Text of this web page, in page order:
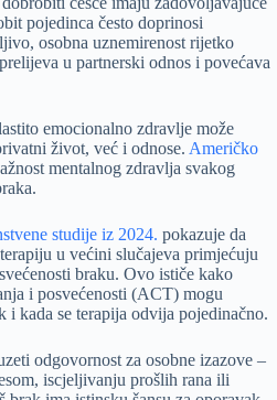
pojedinca često doprinosi
osobna uznemirenost rijetko
u partnerski odnos i povećava
emocionalno zdravlje može
život, već i odnose. Američko
mentalnog zdravlja svakog
studije iz 2024. pokazuje da
u većini slučajeva primjećuju
braku. Ovo ističe kako
i posvećenosti (ACT) mogu
i kada se terapija odvija pojedinačno.
odgovornost za osobne izazove –
iscjeljivanju prošlih rana ili